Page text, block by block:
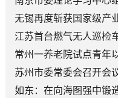
无锡再度斩获国家级产
顶层赛道
江苏首台燃气无人巡检
常州一养老院试点青年
苏州市委常委会召开会
如东：在向海图强中锻